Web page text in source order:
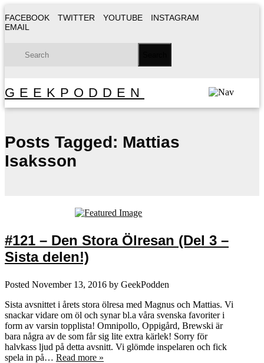
FACEBOOK TWITTER YOUTUBE
INSTAGRAM
EMAIL
GEEKPODDEN
Posts Tagged: Mattias
Isaksson
#121 – Den Stora Ölresan (Del 3 –
Sista delen!)
Posted November 13, 2016 by GeekPodden
Sista avsnittet i årets stora ölresa med Magnus och Mattias. Vi
snackar vidare om öl och synar bl.a våra svenska favoriter i
form av varsin topplista! Omnipollo, Oppigård, Brewski är
bara några av de som får sig lite extra kärlek! Sorry för
halvkass ljud på detta avsnitt. Vi glömde inspelaren och fick
spela in på… Read more »